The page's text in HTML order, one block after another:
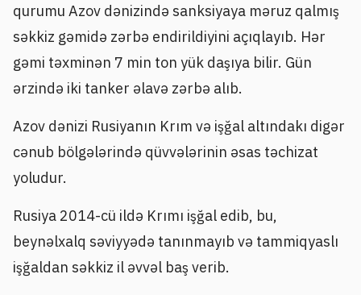
qurumu Azov dənizində sanksiyaya məruz qalmış
səkkiz gəmidə zərbə endirildiyini açıqlayıb. Hər
gəmi təxminən 7 min ton yük daşıya bilir. Gün
ərzində iki tanker əlavə zərbə alıb.
Azov dənizi Rusiyanın Krım və işğal altındakı digər
cənub bölgələrində qüvvələrinin əsas təchizat
yoludur.
Rusiya 2014-cü ildə Krımı işğal edib, bu,
beynəlxalq səviyyədə tanınmayıb və tammiqyaslı
işğaldan səkkiz il əvvəl baş verib.